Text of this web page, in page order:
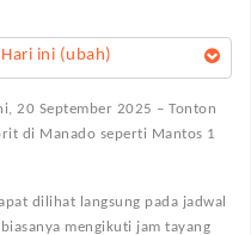
Hari ini (ubah)
20 September 2025 – Tonton
di Manado seperti Mantos 1
dilihat langsung pada jadwal
mengikuti jam tayang